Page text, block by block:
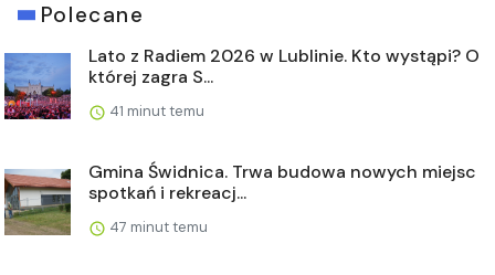
Polecane
Lato z Radiem 2026 w Lublinie. Kto wystąpi? O
której zagra S...
41 minut temu
Gmina Świdnica. Trwa budowa nowych miejsc
spotkań i rekreacj...
47 minut temu